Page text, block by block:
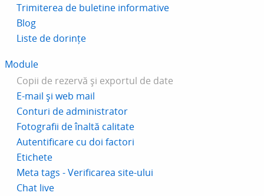
Trimiterea de buletine informative
Blog
Liste de dorințe
Module
Copii de rezervă și exportul de date
E-mail și web mail
Conturi de administrator
Fotografii de înaltă calitate
Autentificare cu doi factori
Etichete
Meta tags - Verificarea site-ului
Chat live